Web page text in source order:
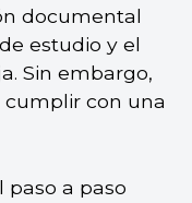
documental
estudio y el
Sin embargo,
cumplir con una
paso a paso